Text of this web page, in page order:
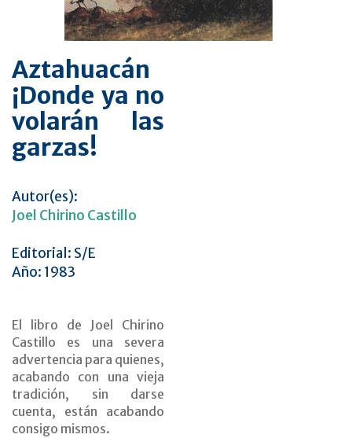
Aztahuacán
¡Donde ya no
volarán las
garzas!
Autor(es):
Joel Chirino Castillo
Editorial: S/E
Año: 1983
El libro de Joel Chirino
Castillo es una severa
advertencia para quienes,
acabando con una vieja
tradición, sin darse
cuenta, están acabando
consigo mismos.